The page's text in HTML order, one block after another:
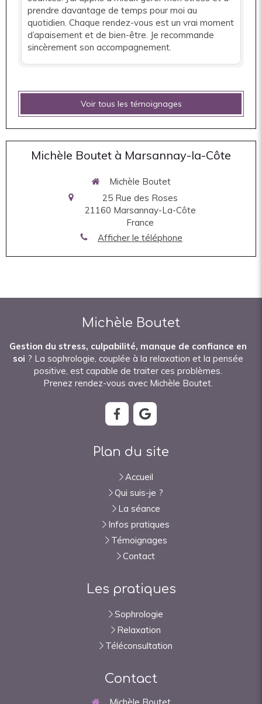
prendre davantage de temps pour moi au
quotidien. Chaque rendez-vous est un vrai moment
d’apaisement et de bien-être. Je recommande
sincèrement son accompagnement.
Voir tous les témoignages
Michèle Boutet à Marsannay-la-Côte
Michèle Boutet
25 Rue des Roses
21160 Marsannay-La-Côte
France
Afficher le téléphone
Michèle Boutet
Gestion du stress, culpabilité, manque de confiance en
soi ? La sophrologie, couplée à la relaxation et la pensée
positive, est capable de traiter ces problèmes.
Prenez rendez-vous avec Michèle Boutet.
Plan du site
Accueil
Qui suis-je ?
La séance
Infos pratiques
Témoignages
Contact
Les pratiques
Sophrologie
Relaxation
Téléconsultation
Contact